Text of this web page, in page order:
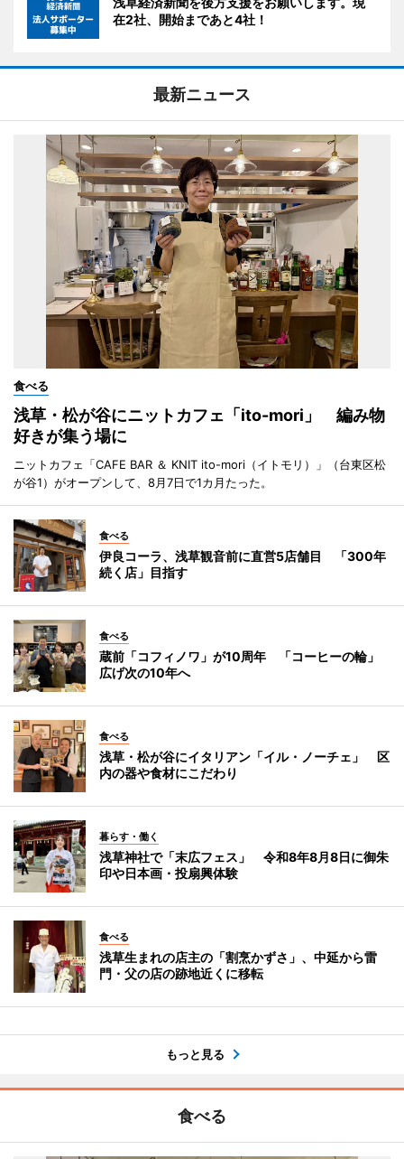
在2社、開始まであと4社！
最新ニュース
食べる
浅草・松が谷にニットカフェ「ito-mori」 編み物
好きが集う場に
ニットカフェ「CAFE BAR ＆ KNIT ito-mori（イトモリ）」（台東区松
が谷1）がオープンして、8月7日で1カ月たった。
食べる
伊良コーラ、浅草観音前に直営5店舗目 「300年
続く店」目指す
食べる
蔵前「コフィノワ」が10周年 「コーヒーの輪」
広げ次の10年へ
食べる
浅草・松が谷にイタリアン「イル・ノーチェ」 区
内の器や食材にこだわり
暮らす・働く
浅草神社で「末広フェス」 令和8年8月8日に御朱
印や日本画・投扇興体験
食べる
浅草生まれの店主の「割烹かずさ」、中延から雷
門・父の店の跡地近くに移転
もっと見る
食べる